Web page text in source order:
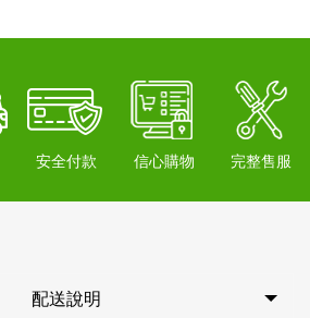
安全付款 信心購物 完整售服
配送說明